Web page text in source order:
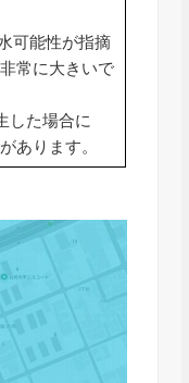
可能性が指摘
常に大きいで
した場合に
あります。